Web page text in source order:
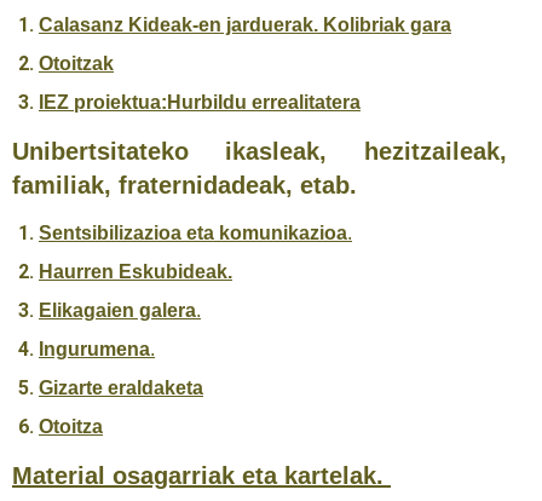
Calasanz Kideak-en jarduerak. Kolibriak gara
Otoitzak
IEZ proiektua:Hurbildu errealitatera
Unibertsitateko ikasleak, hezitzaileak,
familiak, fraternidadeak, etab.
Sentsibilizazioa eta komunikazioa.
Haurren Eskubideak.
Elikagaien galera.
Ingurumena.
Gizarte eraldaketa
Otoitza
Material osagarriak eta kartelak.